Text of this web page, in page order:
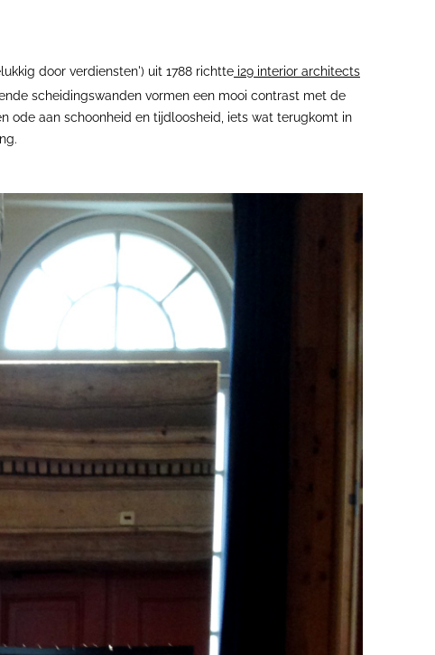
door verdiensten') uit 1788 richtte i29 interior architects
scheidingswanden vormen een mooi contrast met de
ode aan schoonheid en tijdloosheid, iets wat terugkomt in